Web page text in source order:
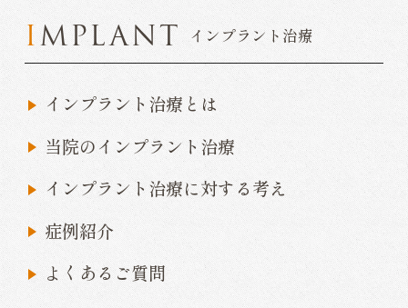
IMPLANT インプラント治療
インプラント治療とは
当院のインプラント治療
インプラント治療に対する考え
症例紹介
よくあるご質問